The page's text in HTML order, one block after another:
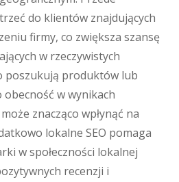
do klientów znajdujących
firmy, co zwiększa szansę
w rzeczywistych
poszukują produktów lub
obecność w wynikach
znacząco wpłynąć na
lokalne SEO pomaga
w społeczności lokalnej
recenzji i